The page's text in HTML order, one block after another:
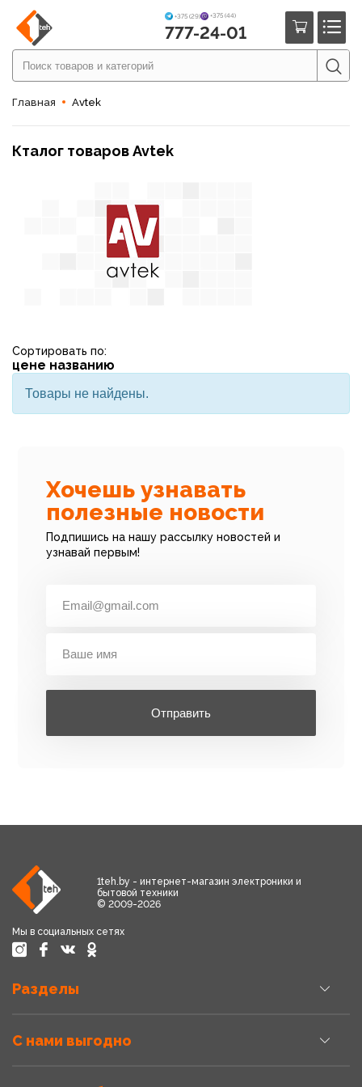
+375 (29) +375 (44)
777-24-01
Главная Avtek
Кталог товаров Avtek
Сортировать по:
цене названию
Товары не найдены.
Хочешь узнавать
полезные новости
Подпишись на нашу рассылку новостей и
узнавай первым!
Отправить
1teh.by - интернет-магазин электроники и
бытовой техники
© 2009-2026
Мы в социальных сетях
Разделы
С нами выгодно